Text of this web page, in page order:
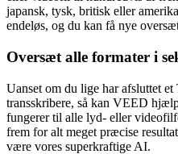
japansk, tysk, britisk eller
endeløs, og du kan få nye
Oversæt alle formater i
Uanset om du lige har afsluttet
transskribere, så kan VEED
fungerer til alle lyd- eller
frem for alt meget præcise
være vores superkraftige AI.